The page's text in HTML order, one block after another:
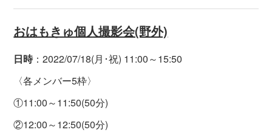
おはもきゅ個人撮影会(野外)
日時：2022/07/18(月･祝) 11:00～15:50
〈各メンバー5枠〉
①11:00～11:50(50分)
②12:00～12:50(50分)